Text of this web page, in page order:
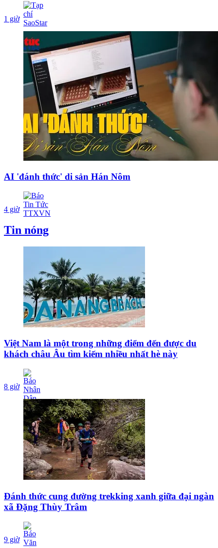
1 giờ
AI 'đánh thức' di sản Hán Nôm
4 giờ
Tin nóng
Việt Nam là một trong những điểm đến được du
khách châu Âu tìm kiếm nhiều nhất hè này
8 giờ
Đánh thức cung đường trekking xanh giữa đại ngàn
xã Đặng Thùy Trâm
9 giờ